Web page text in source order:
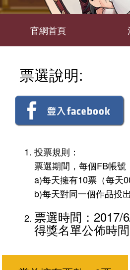
官網首頁
票選說明:
投票規則：
票選期間，每個FB帳號
a)每天擁有10票（每天
b)每天對同一個作品投
票選時間：2017/
得獎名單公佈時